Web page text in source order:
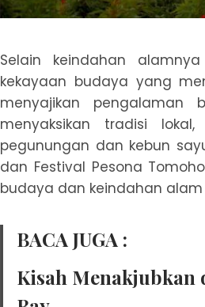
Selain keindahan
kekayaan budaya yang
menyajikan
menyaksikan tradisi
pegunungan dan kebun
dan Festival Pesona
budaya dan keindahan
BACA JUGA :
Kisah Menakjubkan